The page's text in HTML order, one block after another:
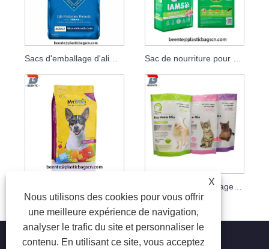
Sacs d'emballage d'aliments pour animaux de compagnie à fond plat pour chien
X
Nous utilisons des cookies pour vous offrir
une meilleure expérience de navigation,
analyser le trafic du site et personnaliser le
contenu. En utilisant ce site, vous acceptez